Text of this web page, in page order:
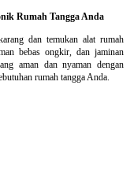
Rumah Tangga Anda
dan temukan alat rumah
bebas ongkir, dan jaminan
aman dan nyaman dengan
rumah tangga Anda.